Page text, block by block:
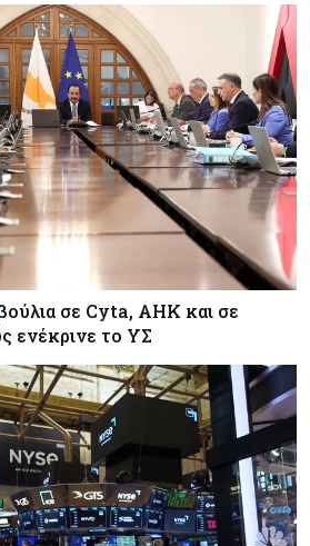
σε Cyta, AHK και σε
ενέκρινε το ΥΣ